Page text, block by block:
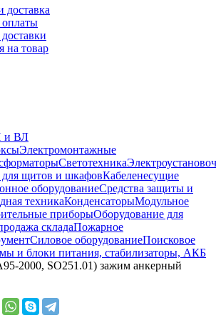
доставка
оплаты
на товар
и ВЛ
Электромонтажные
Светотехника
для щитов и шкафовКабеленесущие
оборудованиеСредства защиты и
техникаКонденсаторыМодульное
приборыОборудование для
складаПожарное
Силовое оборудованиеПоисковое
и блоки питания, стабилизаторы, АКБ
2000, SO251.01) зажим анкерный